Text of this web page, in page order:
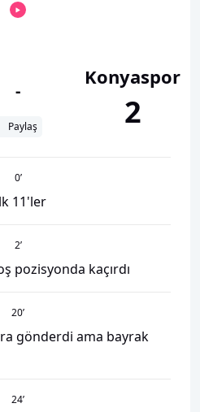
-
Paylaş
Konyaspor
2
0’
11'ler
2’
pozisyonda kaçırdı
20’
gönderdi ama bayrak
24’